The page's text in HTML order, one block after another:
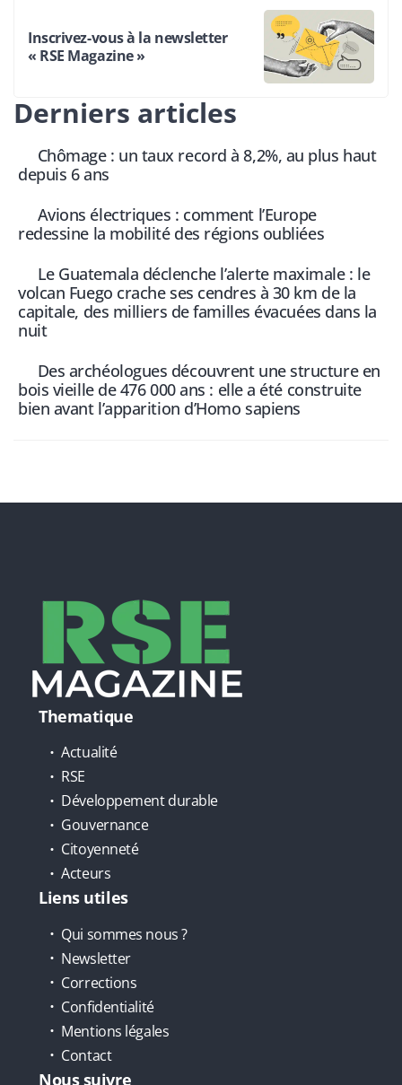
Inscrivez-vous à la newsletter
« RSE Magazine »
Derniers articles
Chômage : un taux record à 8,2%, au plus haut
depuis 6 ans
Avions électriques : comment l’Europe
redessine la mobilité des régions oubliées
Le Guatemala déclenche l’alerte maximale : le
volcan Fuego crache ses cendres à 30 km de la
capitale, des milliers de familles évacuées dans la
nuit
Des archéologues découvrent une structure en
bois vieille de 476 000 ans : elle a été construite
bien avant l’apparition d’Homo sapiens
Thematique
Actualité
RSE
Développement durable
Gouvernance
Citoyenneté
Acteurs
Liens utiles
Qui sommes nous ?
Newsletter
Corrections
Confidentialité
Mentions légales
Contact
Nous suivre